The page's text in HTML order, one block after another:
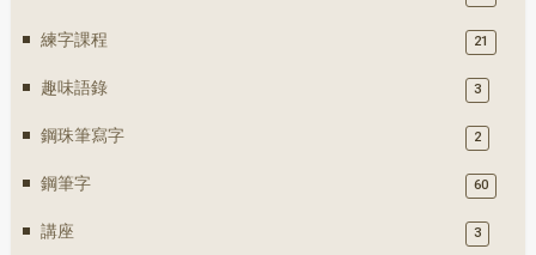
練字課程 21
趣味語錄 3
鋼珠筆寫字 2
鋼筆字 60
講座 3